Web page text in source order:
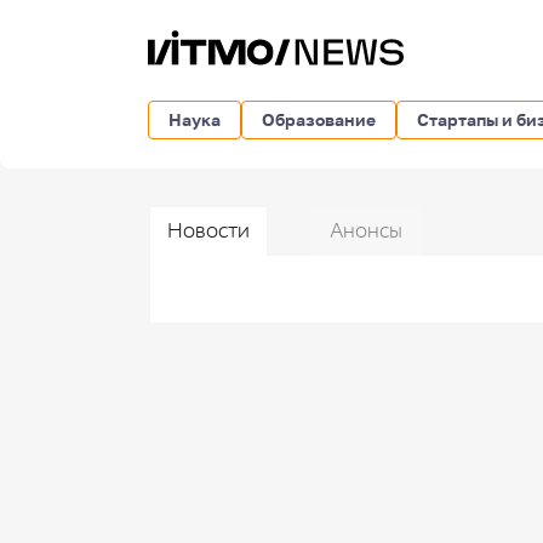
Наука Образование Стартапы и
Новости Анонсы